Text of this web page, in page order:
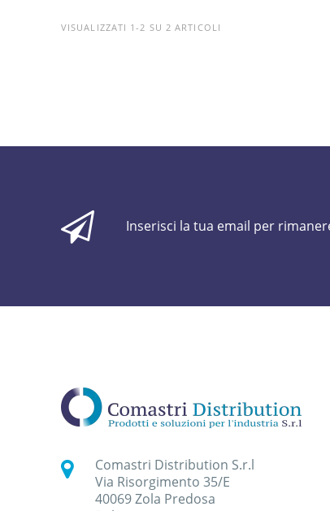
VISUALIZZATI 1-2 SU 2 ARTICOLI
Inserisci la tua email per
Comastri Distribution S.r.l
Via Risorgimento 35/E
40069 Zola Predosa